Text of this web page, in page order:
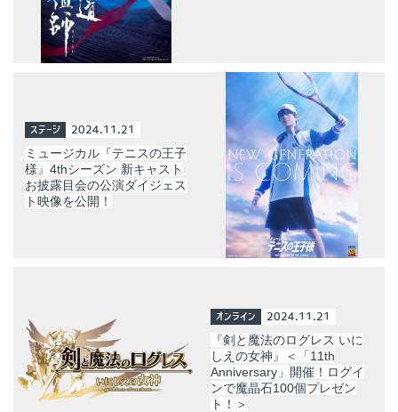
ステージ 2024.11.21
ミュージカル『テニスの王子
様』4thシーズン 新キャスト
お披露目会の公演ダイジェス
ト映像を公開！
オンライン 2024.11.21
『剣と魔法のログレス いに
しえの女神』＜「11th
Anniversary」開催！ログイ
ンで魔晶石100個プレゼン
ト！＞